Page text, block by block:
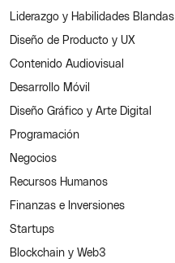
Liderazgo y Habilidades Blandas
Diseño de Producto y UX
Contenido Audiovisual
Desarrollo Móvil
Diseño Gráfico y Arte Digital
Programación
Negocios
Recursos Humanos
Finanzas e Inversiones
Startups
Blockchain y Web3